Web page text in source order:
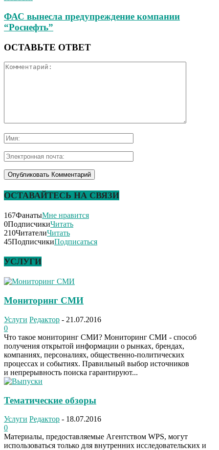
ФАС вынесла предупреждение компании
“Роснефть”
ОСТАВЬТЕ ОТВЕТ
ОСТАВАЙТЕСЬ НА СВЯЗИ
167ФанатыМне нравится
0ПодписчикиЧитать
210ЧитателиЧитать
45ПодписчикиПодписаться
УСЛУГИ
Мониторинг СМИ
Услуги Редактор - 21.07.2016
0
Что такое мониторинг СМИ? Мониторинг СМИ - способ
получения открытой информации о рынках, брендах,
компаниях, персоналиях, общественно-политических
процессах и событиях. Правильный выбор источников
и непрерывность поиска гарантируют...
Тематические обзоры
Услуги Редактор - 18.07.2016
0
Материалы, предоставляемые Агентством WPS, могут
использоваться только для внутренних исследовательских и